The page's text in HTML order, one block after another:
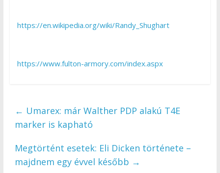
https://en.wikipedia.org/wiki/Randy_Shughart
https://www.fulton-armory.com/index.aspx
← Umarex: már Walther PDP alakú T4E
marker is kapható
Megtörtént esetek: Eli Dicken története –
majdnem egy évvel később →